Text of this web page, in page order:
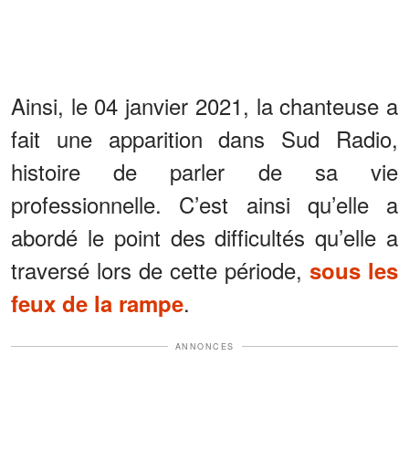
Ainsi, le 04 janvier 2021, la chanteuse a
fait une apparition dans Sud Radio,
histoire de parler de sa vie
professionnelle. C’est ainsi qu’elle a
abordé le point des difficultés qu’elle a
traversé lors de cette période, sous les
feux de la rampe.
ANNONCES